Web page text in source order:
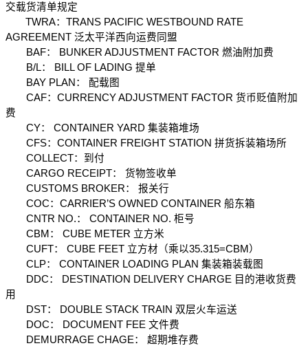
交载货清单规定
TWRA：TRANS PACIFIC WESTBOUND RATE
AGREEMENT 泛太平洋西向运费同盟
BAF： BUNKER ADJUSTMENT FACTOR 燃油附加费
B/L： BILL OF LADING 提单
BAY PLAN： 配载图
CAF：CURRENCY ADJUSTMENT FACTOR 货币贬值附加
费
CY： CONTAINER YARD 集装箱堆场
CFS：CONTAINER FREIGHT STATION 拼货拆装箱场所
COLLECT：到付
CARGO RECEIPT： 货物签收单
CUSTOMS BROKER： 报关行
COC：CARRIER’S OWNED CONTAINER 船东箱
CNTR NO.： CONTAINER NO. 柜号
CBM： CUBE METER 立方米
CUFT： CUBE FEET 立方材（乘以35.315=CBM）
CLP： CONTAINER LOADING PLAN 集装箱装载图
DDC： DESTINATION DELIVERY CHARGE 目的港收货费
用
DST： DOUBLE STACK TRAIN 双层火车运送
DOC： DOCUMENT FEE 文件费
DEMURRAGE CHAGE： 超期堆存费